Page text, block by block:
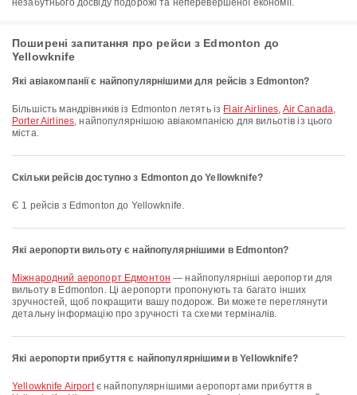
незабутнього досвіду подорожі та неперевершеної економії.
Поширені запитання про рейси з Edmonton до
Yellowknife
Які авіакомпанії є найпопулярнішими для рейсів з Edmonton?
Більшість мандрівників із Edmonton летять із Flair Airlines, Air Canada,
Porter Airlines, найпопулярнішою авіакомпанією для вильотів із цього
міста.
Скільки рейсів доступно з Edmonton до Yellowknife?
Є 1 рейсів з Edmonton до Yellowknife.
Які аеропорти вильоту є найпопулярнішими в Edmonton?
Міжнародний аеропорт Едмонтон — найпопулярніші аеропорти для
вильоту в Edmonton. Ці аеропорти пропонують та багато інших
зручностей, щоб покращити вашу подорож. Ви можете переглянути
детальну інформацію про зручності та схеми терміналів.
Які аеропорти прибуття є найпопулярнішими в Yellowknife?
Yellowknife Airportє найпопулярнішими аеропортами прибуття в